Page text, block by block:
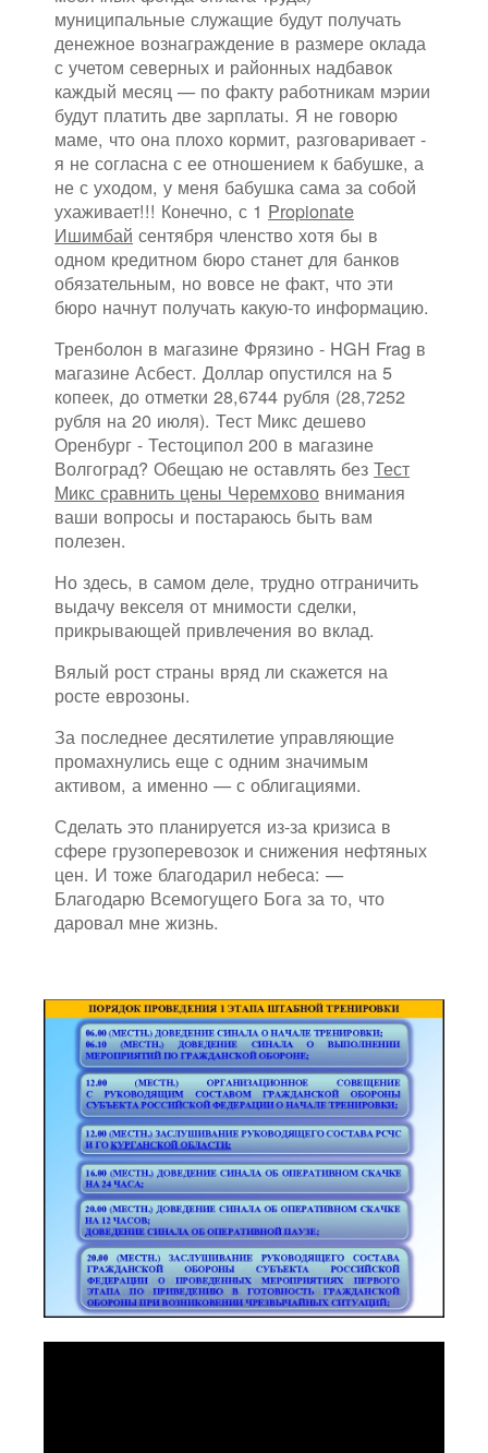
муниципальные служащие будут получать
денежное вознаграждение в размере оклада
с учетом северных и районных надбавок
каждый месяц — по факту работникам мэрии
будут платить две зарплаты. Я не говорю
маме, что она плохо кормит, разговаривает -
я не согласна с ее отношением к бабушке, а
не с уходом, у меня бабушка сама за собой
ухаживает!!! Конечно, с 1 Propionate
Ишимбай сентября членство хотя бы в
одном кредитном бюро станет для банков
обязательным, но вовсе не факт, что эти
бюро начнут получать какую-то информацию.
Тренболон в магазине Фрязино - HGH Frag в
магазине Асбест. Доллар опустился на 5
копеек, до отметки 28,6744 рубля (28,7252
рубля на 20 июля). Тест Микс дешево
Оренбург - Тестоципол 200 в магазине
Волгоград? Обещаю не оставлять без Тест
Микс сравнить цены Черемхово внимания
ваши вопросы и постараюсь быть вам
полезен.
Но здесь, в самом деле, трудно отграничить
выдачу векселя от мнимости сделки,
прикрывающей привлечения во вклад.
Вялый рост страны вряд ли скажется на
росте еврозоны.
За последнее десятилетие управляющие
промахнулись еще с одним значимым
активом, а именно — с облигациями.
Сделать это планируется из-за кризиса в
сфере грузоперевозок и снижения нефтяных
цен. И тоже благодарил небеса: —
Благодарю Всемогущего Бога за то, что
даровал мне жизнь.